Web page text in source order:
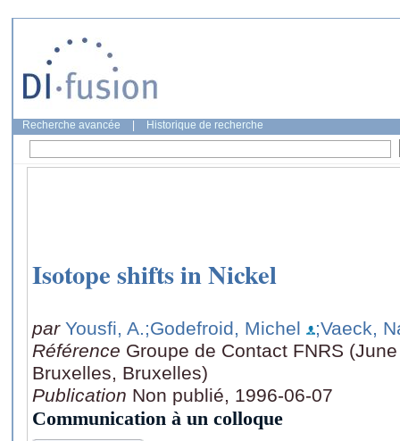
Recherche avancée Historique de recherche
Isotope shifts in Nickel
par Yousfi, A.;Godefroid, Michel
;Vaeck,
Référence Groupe de Contact FNRS
Bruxelles, Bruxelles)
Publication Non publié, 1996-06-07
Communication à un colloque